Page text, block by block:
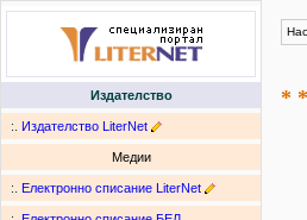
Издателство
:. Издателство LiterNet
Медии
:. Електронно списание LiterNet
*